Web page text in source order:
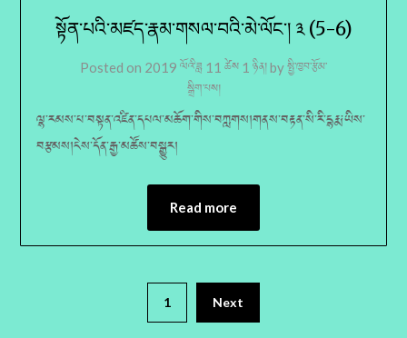
སྟོན་པའི་མཛད་རྣམ་གསལ་བའི་མེ་ལོང་། ༣ (5-6)
Posted on 2019 ལོའི་ཟླ 11 ཚེས 1 ཉིན།byསྤྱི་ཁྱབ་རྩོམ་
སྒྲིག་པས།
ལྷ་རམས་པ་བསྟན་འཛིན་དཔལ་མཆོག་གིས་བཀླགས།གནས་བརྟན་སི་རི་དྷརྨ་ཡིས་
བརྩམས།ངེས་དོན་རྒྱ་མཚོས་བསྒྱུར།
Read more
1 Next